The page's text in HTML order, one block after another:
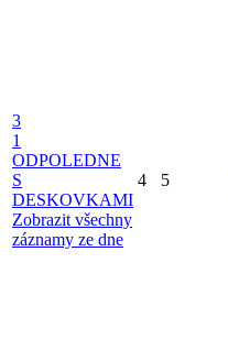
3
1
ODPOLEDNE
S
DESKOVKAMI
Zobrazit všechny
záznamy ze dne
4 5